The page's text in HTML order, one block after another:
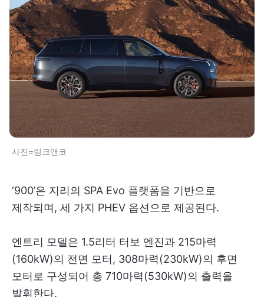
사진=링크앤코
‘900’은 지리의 SPA Evo 플랫폼을 기반으로
제작되며, 세 가지 PHEV 옵션으로 제공된다.
엔트리 모델은 1.5리터 터보 엔진과 215마력
(160kW)의 전면 모터, 308마력(230kW)의 후면
모터로 구성되어 총 710마력(530kW)의 출력을
발휘한다.